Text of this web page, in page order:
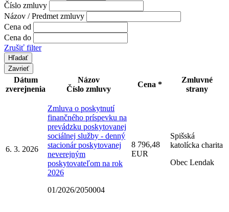
Číslo zmluvy
Názov / Predmet zmluvy
Cena od
Cena do
Zrušiť filter
Zavrieť
Dátum
zverejnenia
Názov
Číslo zmluvy
Cena *
Zmluvné
strany
6. 3. 2026
Zmluva o poskytnutí
finančného príspevku na
prevádzku poskytovanej
sociálnej služby - denný
stacionár poskytovanej
neverejným
poskytovateľom na rok
2026
01/2026/2050004
8 796,48
EUR
Spišská
katolícka charita
Obec Lendak